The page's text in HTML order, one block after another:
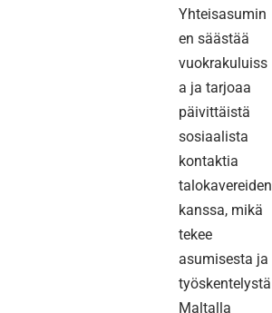
Yhteisasumin
en säästää
vuokrakuluiss
a ja tarjoaa
päivittäistä
sosiaalista
kontaktia
talokavereiden
kanssa, mikä
tekee
asumisesta ja
työskentelystä
Maltalla